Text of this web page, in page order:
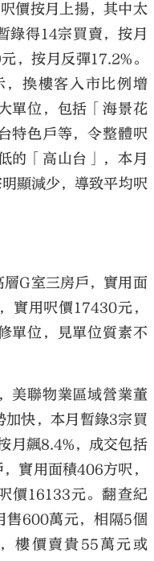
價按月上揚，其中太
錄得14宗買賣，按月
，按月反彈17.2%。
換樓客入市比例增
單位，包括「海景花
特色戶等，令整體呎
的「高山台」，本月
顯減少，導致平均呎
G室三房戶，實用面
實用呎價17430元，
單位，見單位質素不
美聯物業區域營業董
加快，本月暫錄3宗買
月飆8.4%，成交包括
實用面積406方呎，
價16133元。翻查紀
售600萬元，相隔5個
樓價賣貴55萬元或